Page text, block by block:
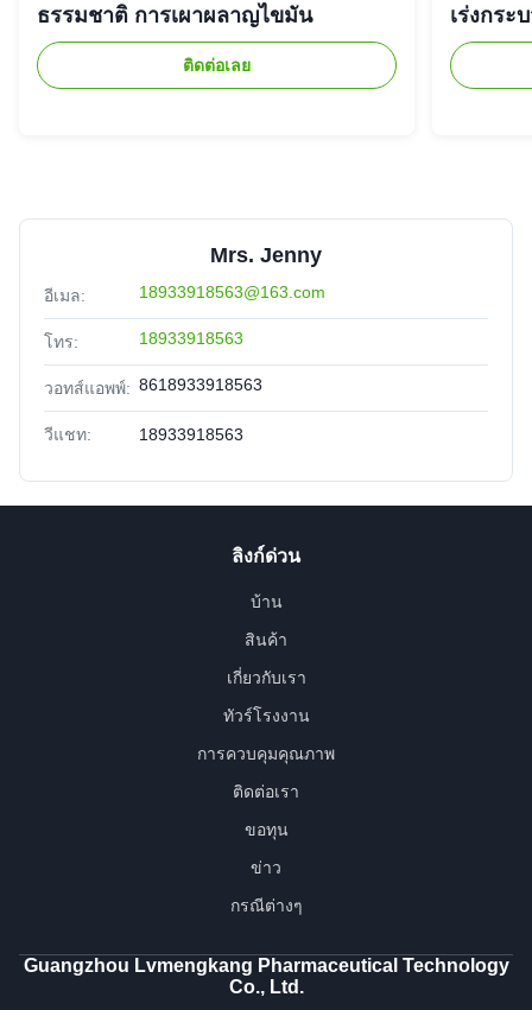
ธรรมชาติ การเผาผลาญไขมัน
ติดต่อเลย
เร่งกระ
Mrs. Jenny
อีเมล: 18933918563@163.com
โทร: 18933918563
วอทส์แอพพ์: 8618933918563
วีแชท: 18933918563
ลิงก์ด่วน
บ้าน
สินค้า
เกี่ยวกับเรา
ทัวร์โรงงาน
การควบคุมคุณภาพ
ติดต่อเรา
ขอทุน
ข่าว
กรณีต่างๆ
Guangzhou Lvmengkang Pharmaceutical Technology
Co., Ltd.